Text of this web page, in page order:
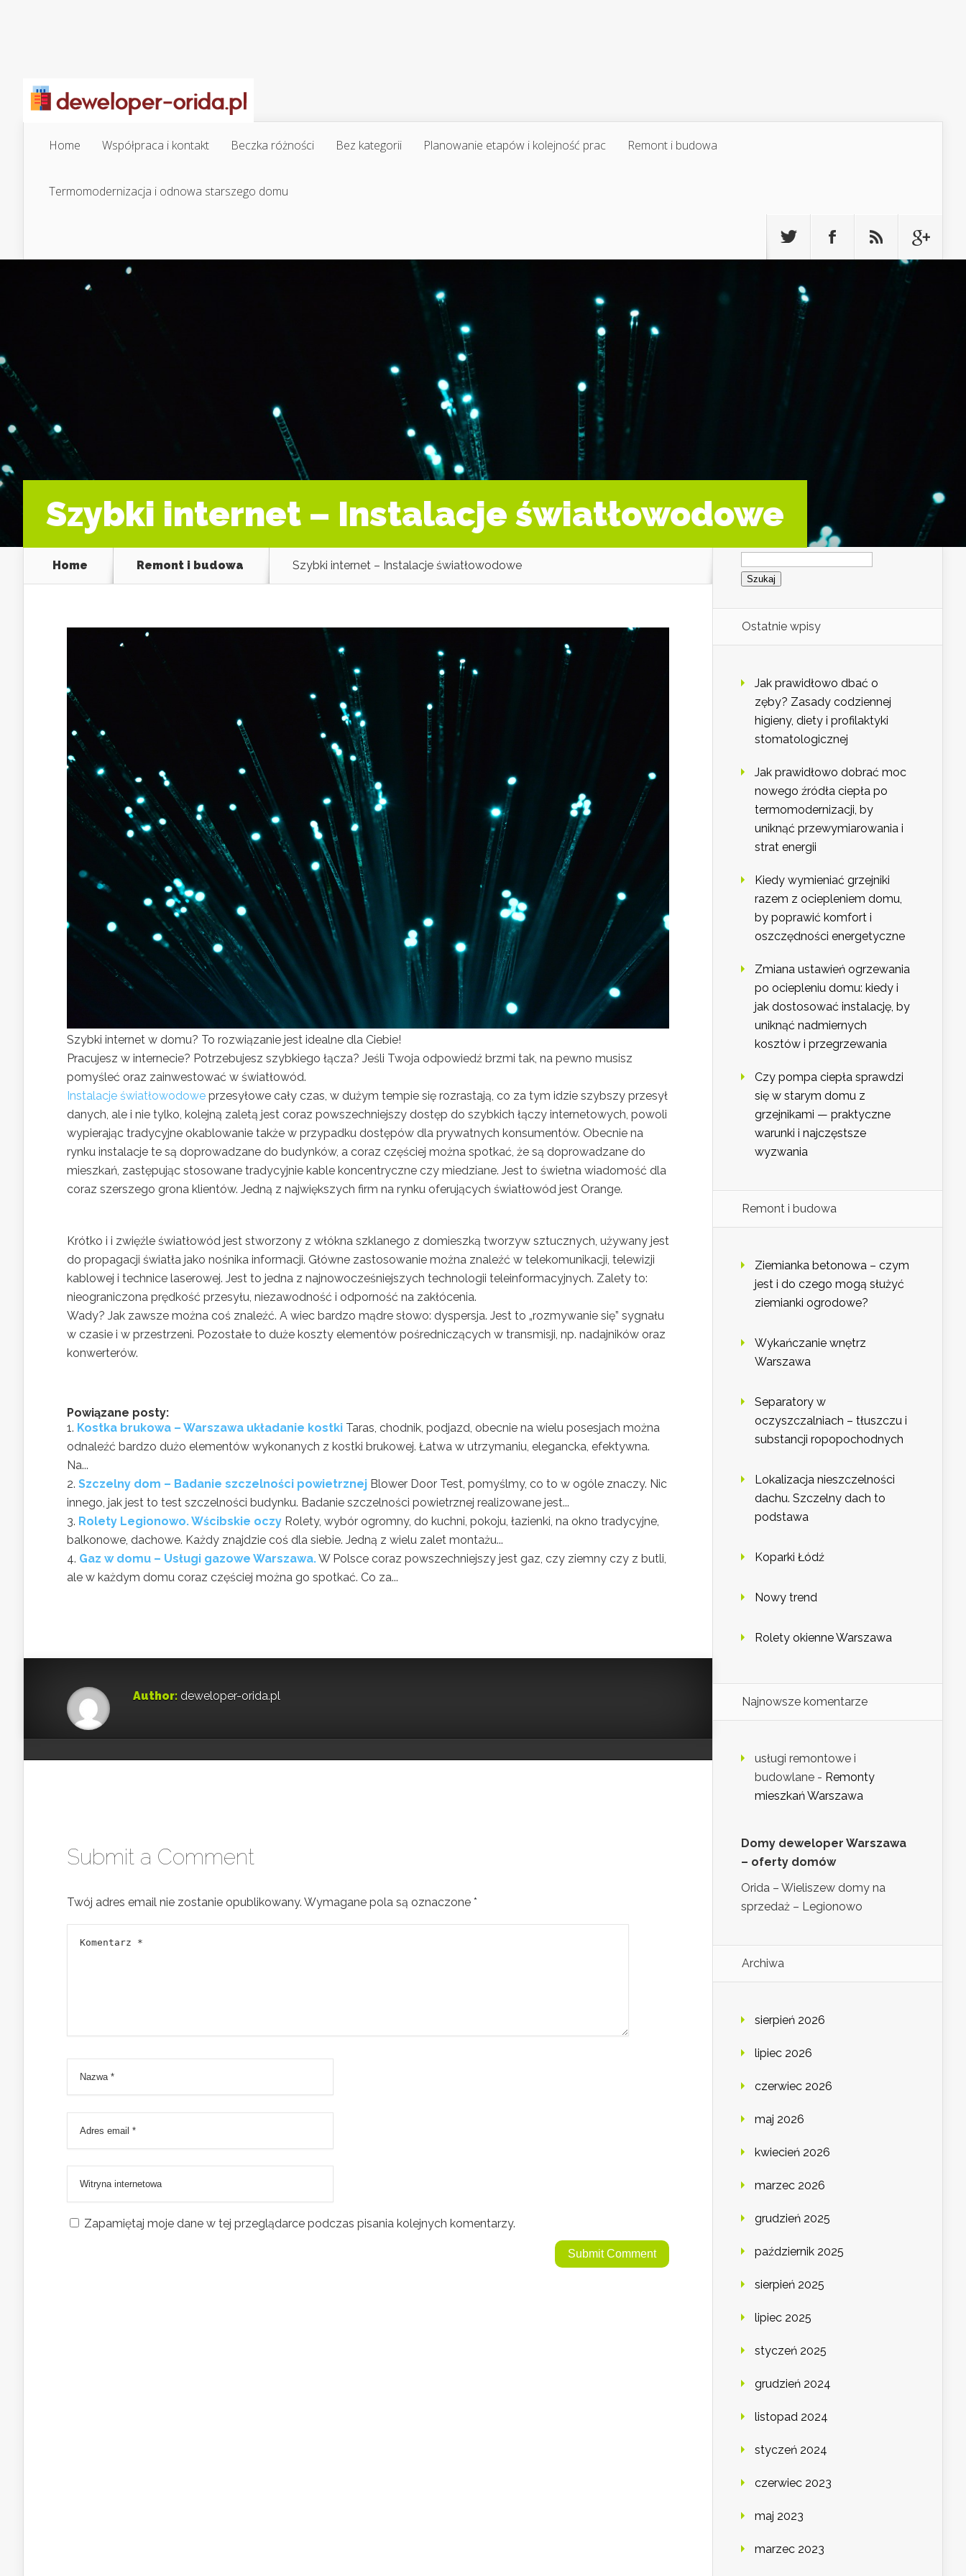
Home Współpraca i kontakt Beczka różności Bez kategorii Planowanie etapów i kolejność prac Remont i budowa
Termomodernizacja i odnowa starszego domu
Szybki internet – Instalacje światłowodowe
Home Remont i budowa Szybki internet – Instalacje światłowodowe
Szybki internet w domu? To rozwiązanie jest idealne dla Ciebie!
Pracujesz w internecie? Potrzebujesz szybkiego łącza? Jeśli Twoja odpowiedź brzmi tak, na pewno musisz
pomyśleć oraz zainwestować w światłowód.
Instalacje światłowodowe przesyłowe cały czas, w dużym tempie się rozrastają, co za tym idzie szybszy przesył
danych, ale i nie tylko, kolejną zaletą jest coraz powszechniejszy dostęp do szybkich łączy internetowych, powoli
wypierając tradycyjne okablowanie także w przypadku dostępów dla prywatnych konsumentów. Obecnie na
rynku instalacje te są doprowadzane do budynków, a coraz częściej można spotkać, że są doprowadzane do
mieszkań, zastępując stosowane tradycyjnie kable koncentryczne czy miedziane. Jest to świetna wiadomość dla
coraz szerszego grona klientów. Jedną z największych firm na rynku oferujących światłowód jest Orange.
Krótko i i zwięźle światłowód jest stworzony z włókna szklanego z domieszką tworzyw sztucznych, używany jest
do propagacji światła jako nośnika informacji. Główne zastosowanie można znaleźć w telekomunikacji, telewizji
kablowej i technice laserowej. Jest to jedna z najnowocześniejszych technologii teleinformacyjnych. Zalety to:
nieograniczona prędkość przesyłu, niezawodność i odporność na zakłócenia.
Wady? Jak zawsze można coś znaleźć. A wiec bardzo mądre słowo: dyspersja. Jest to „rozmywanie się” sygnału
w czasie i w przestrzeni. Pozostałe to duże koszty elementów pośredniczących w transmisji, np. nadajników oraz
konwerterów.
Powiązane posty:
Kostka brukowa – Warszawa układanie kostki Taras, chodnik, podjazd, obecnie na wielu posesjach można
odnaleźć bardzo dużo elementów wykonanych z kostki brukowej. Łatwa w utrzymaniu, elegancka, efektywna.
Na...
Szczelny dom – Badanie szczelności powietrznej Blower Door Test, pomyślmy, co to w ogóle znaczy. Nic
innego, jak jest to test szczelności budynku. Badanie szczelności powietrznej realizowane jest...
Rolety Legionowo. Wścibskie oczy Rolety, wybór ogromny, do kuchni, pokoju, łazienki, na okno tradycyjne,
balkonowe, dachowe. Każdy znajdzie coś dla siebie. Jedną z wielu zalet montażu...
Gaz w domu – Usługi gazowe Warszawa.W Polsce coraz powszechniejszy jest gaz, czy ziemny czy z butli,
ale w każdym domu coraz częściej można go spotkać. Co za...
Author: deweloper-orida.pl
Submit a Comment
Twój adres email nie zostanie opublikowany. Wymagane pola są oznaczone *
Zapamiętaj moje dane w tej przeglądarce podczas pisania kolejnych komentarzy.
Szukaj:
Ostatnie wpisy
Jak prawidłowo dbać o
zęby? Zasady codziennej
higieny, diety i profilaktyki
stomatologicznej
Jak prawidłowo dobrać moc
nowego źródła ciepła po
termomodernizacji, by
uniknąć przewymiarowania i
strat energii
Kiedy wymieniać grzejniki
razem z ociepleniem domu,
by poprawić komfort i
oszczędności energetyczne
Zmiana ustawień ogrzewania
po ociepleniu domu: kiedy i
jak dostosować instalację, by
uniknąć nadmiernych
kosztów i przegrzewania
Czy pompa ciepła sprawdzi
się w starym domu z
grzejnikami — praktyczne
warunki i najczęstsze
wyzwania
Remont i budowa
Ziemianka betonowa – czym
jest i do czego mogą służyć
ziemianki ogrodowe?
Wykańczanie wnętrz
Warszawa
Separatory w
oczyszczalniach – tłuszczu i
substancji ropopochodnych
Lokalizacja nieszczelności
dachu. Szczelny dach to
podstawa
Koparki Łódź
Nowy trend
Rolety okienne Warszawa
Najnowsze komentarze
usługi remontowe i
budowlane - Remonty
mieszkań Warszawa
Domy deweloper Warszawa
– oferty domów
Orida – Wieliszew domy na
sprzedaż – Legionowo
Archiwa
sierpień 2026
lipiec 2026
czerwiec 2026
maj 2026
kwiecień 2026
marzec 2026
grudzień 2025
październik 2025
sierpień 2025
lipiec 2025
styczeń 2025
grudzień 2024
listopad 2024
styczeń 2024
czerwiec 2023
maj 2023
marzec 2023